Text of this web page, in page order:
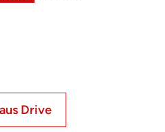
Drive